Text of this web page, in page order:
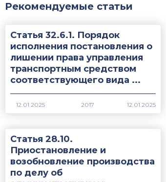
Рекомендуемые статьи
Статья 32.6.1. Порядок
исполнения постановления о
лишении права управления
транспортным средством
соответствующего вида ...
2017
Статья 28.10.
Приостановление и
возобновление производства
по делу об